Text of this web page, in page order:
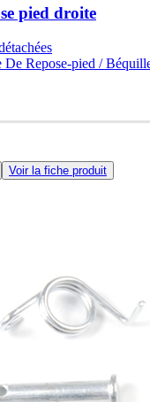
pied droite
De Repose-pied /
Voir la fiche produit